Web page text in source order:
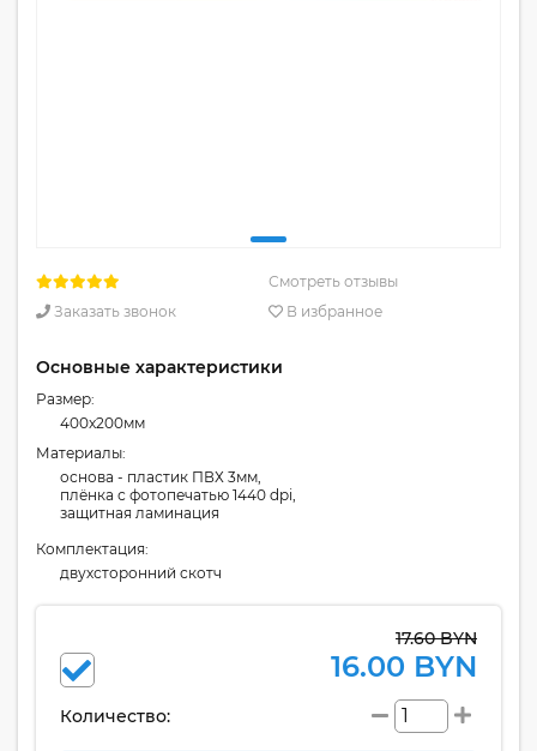
Смотреть отзывы
Заказать звонок
В избранное
Основные характеристики
Размер:
400x200мм
Материалы:
основа - пластик ПВХ 3мм,
плёнка с фотопечатью 1440 dpi,
защитная ламинация
Комплектация:
двухсторонний скотч
17.60 BYN
16.00 BYN
Количество: